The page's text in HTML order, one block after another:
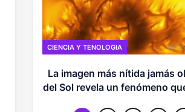
CIENCIA Y TENOLOGIA
La imagen más nítida jamás
del Sol revela un fenómeno